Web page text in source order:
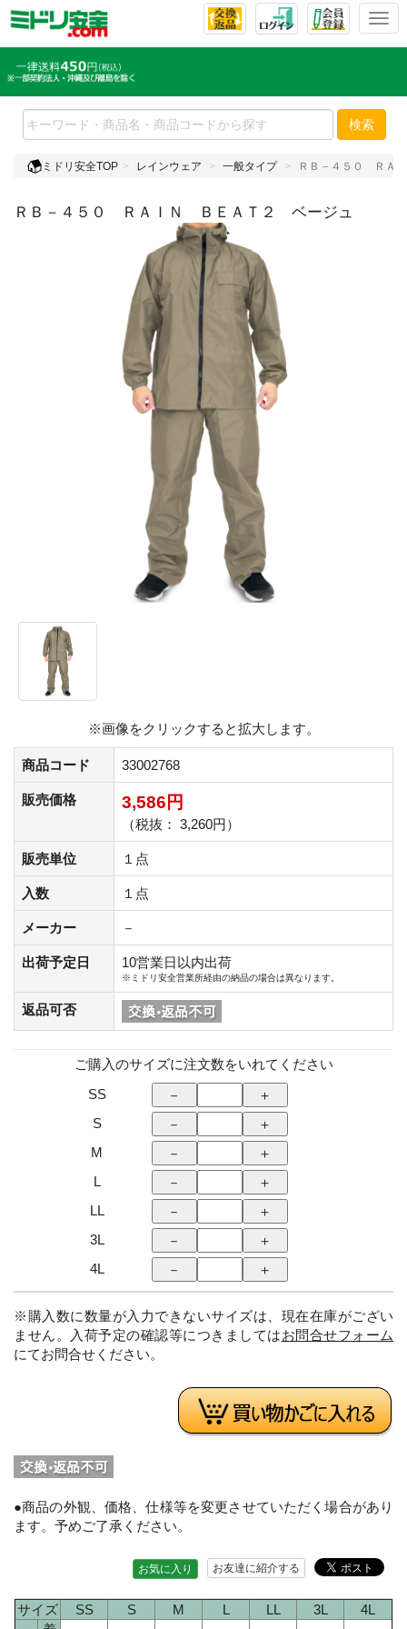
T
l
e
n
v
検索
ミドリ安全TOP レインウェア 一般タイプ ＲＢ－４５０ ＲＡ
ＲＢ－４５０ ＲＡＩＮ ＢＥＡＴ２ ベージュ
※画像をクリックすると拡大します。
商品コード 33002768
販売価格 3,586円
（税抜： 3,260円）
販売単位 １点
入数 １点
メーカー －
出荷予定日 10営業日以内出荷
※ミドリ安全営業所経由の納品の場合は異なります。
返品可否
ご購入のサイズに注文数をいれてください
SS
S
M
L
LL
3L
4L
※購入数に数量が入力できないサイズは、現在在庫がござい
ません。入荷予定の確認等につきましてはお問合せフォーム
にてお問合せください。
●商品の外観、価格、仕様等を変更させていただく場合があり
ます。予めご了承ください。
お友達に紹介する
お気に入り
サイズ SS S M L LL 3L
4L